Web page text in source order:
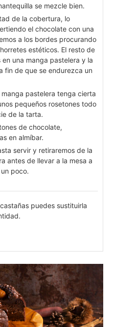
se mezcle bien.
de la cobertura, lo
el chocolate con una
a los bordes procurando
estéticos. El resto de
una manga pastelera y la
fin de que se endurezca un
pastelera tenga cierta
pequeños rosetones todo
de la tarta.
de chocolate,
en almíbar.
servir y retiraremos de la
antes de llevar a la mesa a
poco.
puedes sustituirla